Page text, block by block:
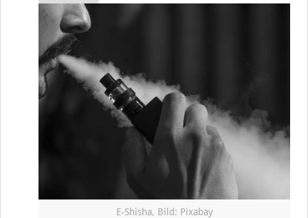
E-Shisha, Bild: Pixabay